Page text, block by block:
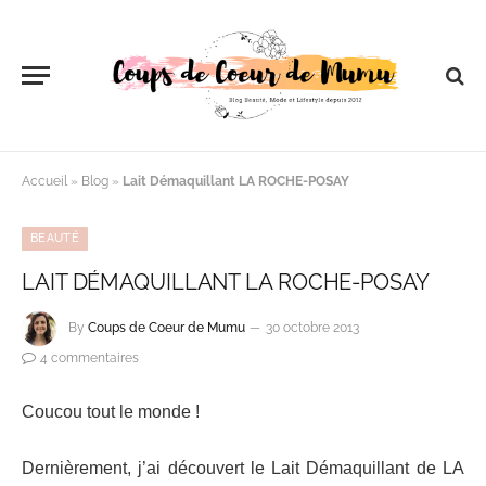
Accueil » Blog » Lait Démaquillant LA ROCHE-POSAY
BEAUTÉ
LAIT DÉMAQUILLANT LA ROCHE-POSAY
By Coups de Coeur de Mumu
30 octobre 2013
4 commentaires
Coucou tout le monde !
Dernièrement, j’ai découvert le Lait Démaquillant de LA